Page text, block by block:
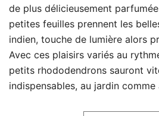
de plus délicieusement
petites feuilles prennent les
indien, touche de lumière alors
Avec ces plaisirs variés au
petits rhododendrons sauront
indispensables, au jardin comme